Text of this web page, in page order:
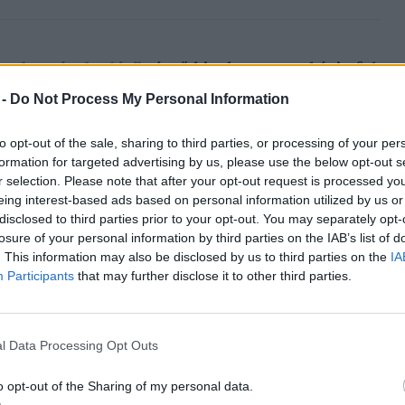
Do Not Process My Personal Information
opt-out of the sale, sharing to third parties, or processing of your
for targeted advertising by us, please use the below opt-out
selection. Please note that after your opt-out request is processed
interest-based ads based on personal information utilized by us
to third parties prior to your opt-out. You may separately
of your personal information by third parties on the IAB’s list of
This information may also be disclosed by us to third parties on the
Participants that may further disclose it to other third parties.
Data Processing Opt Outs
opt-out of the Sharing of my personal data.
kertészkedés”című kisokosa arra hívja fel
kertészkedés nem kizárólag az
hatékonyságát nagyban
párolgási veszteségek mértéke, a
a megfelelő növények kiválasztása.
keresztül mutatja be azokat a
ellenállóbbá tehető a szélsőséges
bemutatja a talaj szerepét a
ismerteti a mulcsozás és a talajtakarás
ad a fenntartható öntözési